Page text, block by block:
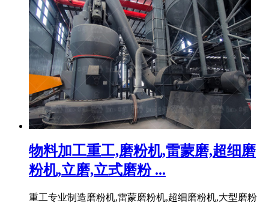
物料加工重工,磨粉机,雷蒙磨,超细磨
粉机,立磨,立式磨粉 ...
重工专业制造磨粉机,雷蒙磨粉机,超细磨粉机,大型磨粉